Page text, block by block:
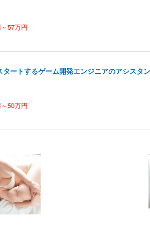
57万円
ートするゲーム開発エンジニアのアシスタ
50万円